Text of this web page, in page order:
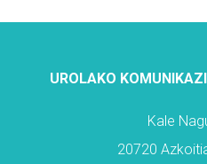
UROLAKO
Kale
20720